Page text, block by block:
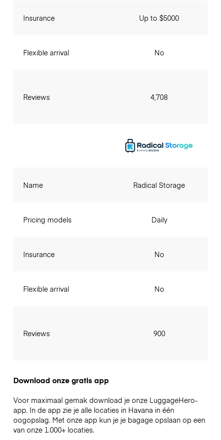
Insurance
Flexible arrival
Reviews
Up to $5000
No
4,708
Name
Pricing models
Insurance
Flexible arrival
Reviews
Radical Storage
Daily
No
No
900
Download onze gratis app
Voor maximaal gemak download je onze LuggageHero-
app. In de app zie je alle locaties in Havana in één
oogopslag. Met onze app kun je je bagage opslaan op een
van onze 1.000+ locaties.